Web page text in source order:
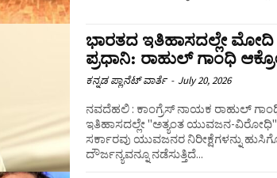
ಭಾರತದ ಇತಿಹಾಸದಲ್ಲೇ
ಪ್ರಧಾನಿ: ರಾಹುಲ್ ಗಾಂಧಿ
ಕನ್ನಡ ಪ್ಲಾನೆಟ್ ವಾರ್ತೆ - July 20, 2026
ನವದೆಹಲಿ : ಕಾಂಗ್ರೆಸ್ ನಾಯಕ ರಾಹುಲ್ ಗಾಂಧಿ ಪ್ರಧಾನಿ ಮೋದಿಯನ್ನು ದೇಶದ
ಇತಿಹಾಸದಲ್ಲೇ "ಅತ್ಯಂತ ಯುವಜನ-ವಿರೋಧಿ"
ಸರ್ಕಾರವು ಯುವಜನರ ನಿರೀಕ್ಷೆಗಳನ್ನು
ದೌರ್ಜನ್ಯವನ್ನೂ ನಡೆಸುತ್ತಿದೆ...